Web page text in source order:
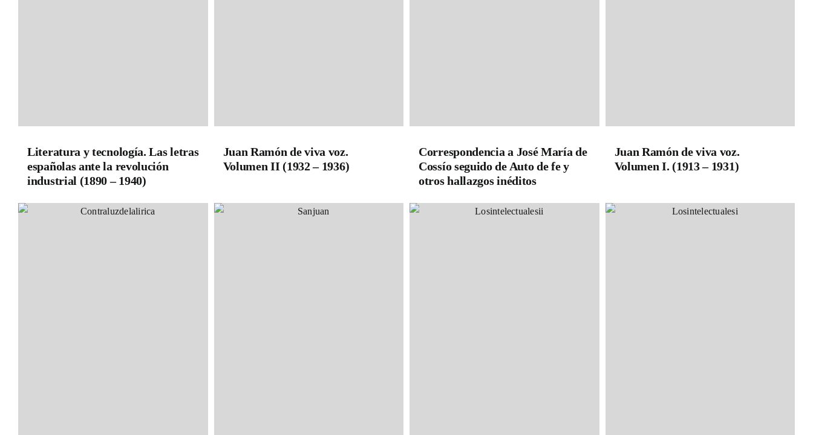
Literatura y tecnología. Las letras
españolas ante la revolución
industrial (1890 – 1940)
Juan Ramón de viva voz.
Volumen II (1932 – 1936)
Correspondencia a José María de
Cossío seguido de Auto de fe y
otros hallazgos inéditos
Juan Ramón de viva voz.
Volumen I. (1913 – 1931)